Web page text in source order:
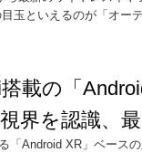
玉といえるのが「オー
載の「
界を認識、
「Android XR」ベース